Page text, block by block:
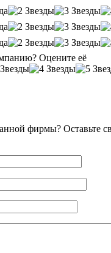
Оцените её
фирмы? Оставьте